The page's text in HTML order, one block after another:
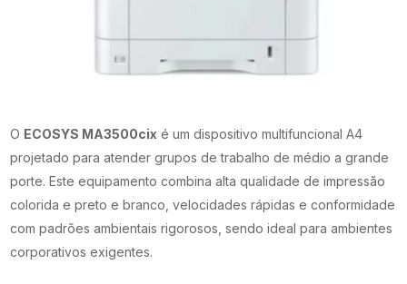
O ECOSYS MA3500cix é um dispositivo multifuncional A4
projetado para atender grupos de trabalho de médio a grande
porte. Este equipamento combina alta qualidade de impressão
colorida e preto e branco, velocidades rápidas e conformidade
com padrões ambientais rigorosos, sendo ideal para ambientes
corporativos exigentes.